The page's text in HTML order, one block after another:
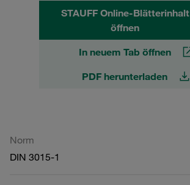
STAUFF Online-Blätterinhalt
öffnen
In neuem Tab öffnen
PDF herunterladen
Norm
DIN 3015-1